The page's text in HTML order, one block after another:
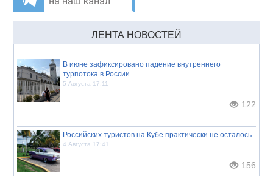
ЛЕНТА НОВОСТЕЙ
В июне зафиксировано падение внутреннего
турпотока в России
5 Августа 17:11
122
Российских туристов на Кубе практически не осталось
4 Августа 17:41
156